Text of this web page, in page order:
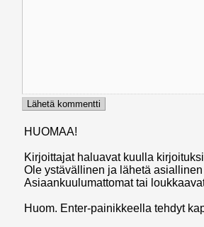
HUOMAA!
Kirjoittajat haluavat kuulla
Ole ystävällinen ja lähetä
Asiaankuulumattomat tai
Huom. Enter-painikkeella tehdyt